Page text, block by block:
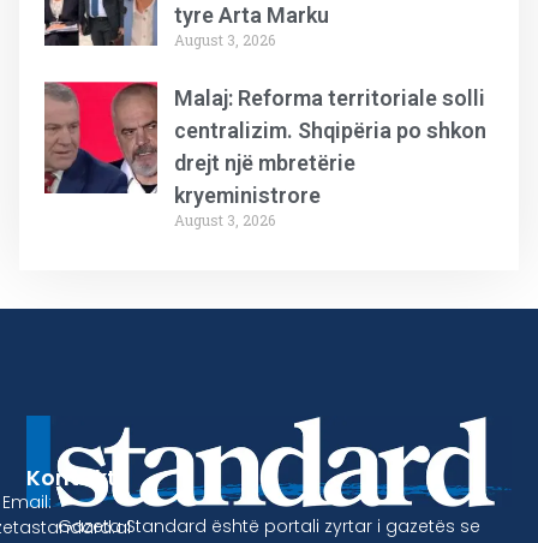
tyre Arta Marku
August 3, 2026
Malaj: Reforma territoriale solli
centralizim. Shqipëria po shkon
drejt një mbretërie
kryeministrore
August 3, 2026
Gazeta Standard është portali zyrtar i gazetës se
Kontakt
Email: